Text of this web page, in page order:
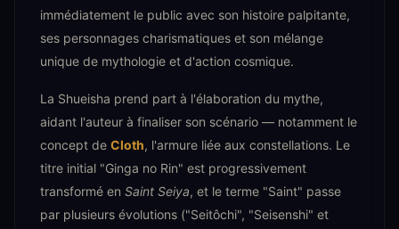
immédiatement le public avec son histoire palpitante,
ses personnages charismatiques et son mélange
unique de mythologie et d'action cosmique.
La Shueisha prend part à l'élaboration du mythe,
aidant l'auteur à finaliser son scénario — notamment le
concept de Cloth, l'armure liée aux constellations. Le
titre initial "Ginga no Rin" est progressivement
transformé en Saint Seiya, et le terme "Saint" passe
par plusieurs évolutions ("Seitôchi", "Seisenshi" et